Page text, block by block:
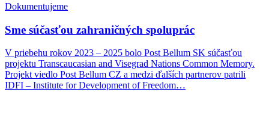
Dokumentujeme
Sme súčasťou zahraničných spoluprác
V priebehu rokov 2023 – 2025 bolo Post Bellum SK súčasťou
projektu Transcaucasian and Visegrad Nations Common Memory.
Projekt viedlo Post Bellum CZ a medzi ďalších partnerov patrili
IDFI – Institute for Development of Freedom…